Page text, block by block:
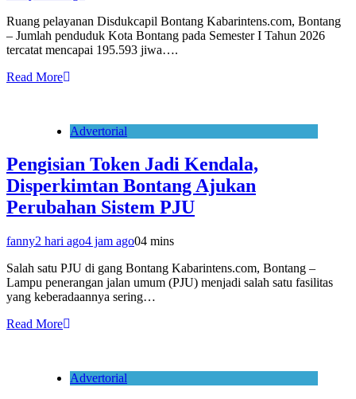
Ruang pelayanan Disdukcapil Bontang Kabarintens.com, Bontang
– Jumlah penduduk Kota Bontang pada Semester I Tahun 2026
tercatat mencapai 195.593 jiwa….
Read More
Advertorial
Pengisian Token Jadi Kendala,
Disperkimtan Bontang Ajukan
Perubahan Sistem PJU
fanny2 hari ago4 jam ago04 mins
Salah satu PJU di gang Bontang Kabarintens.com, Bontang –
Lampu penerangan jalan umum (PJU) menjadi salah satu fasilitas
yang keberadaannya sering…
Read More
Advertorial